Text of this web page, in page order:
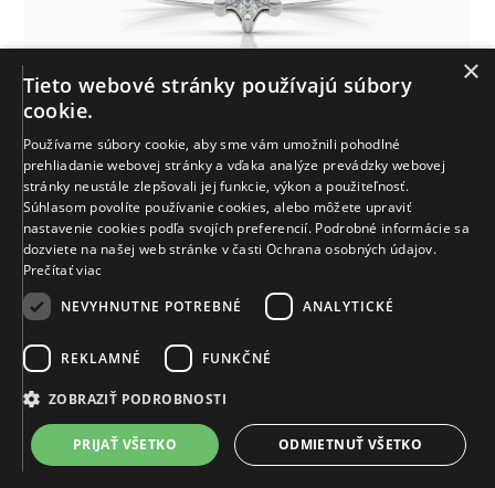
Paraibový prsteň Magic Garden Paraíba, biele zlato
SkladomBratislava
nad 12 000 €
×
Tieto webové stránky používajú súbory
cookie.
Používame súbory cookie, aby sme vám umožnili pohodlné
prehliadanie webovej stránky a vďaka analýze prevádzky webovej
stránky neustále zlepšovali jej funkcie, výkon a použiteľnosť.
Súhlasom povolíte používanie cookies, alebo môžete upraviť
nastavenie cookies podľa svojích preferencií. Podrobné informácie sa
dozviete na našej web stránke v časti Ochrana osobných údajov.
Prečítať viac
NEVYHNUTNE POTREBNÉ
ANALYTICKÉ
REKLAMNÉ FUNKČNÉ
ZOBRAZIŤ PODROBNOSTI
PRIJAŤ VŠETKO ODMIETNUŤ VŠETKO